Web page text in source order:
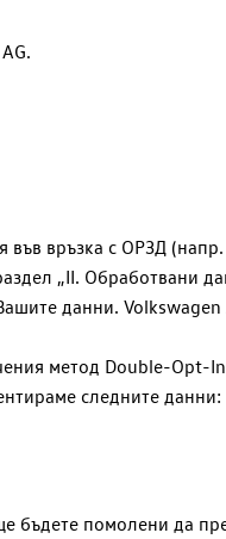
.
във връзка с ОРЗД
„II. Обработвани
данни. Volkswagen
метод Double-Opt-
следните данни:
бъдете помолени да